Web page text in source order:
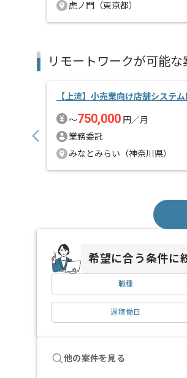
虎ノ門（東京都）
リモートワークが可能な
【上流】小売業向け店舗システ
〜750,000 円／月
業務委託
みなとみらい（神奈川県）
希望に合う条件に
職種
週稼働日
他の案件を見る